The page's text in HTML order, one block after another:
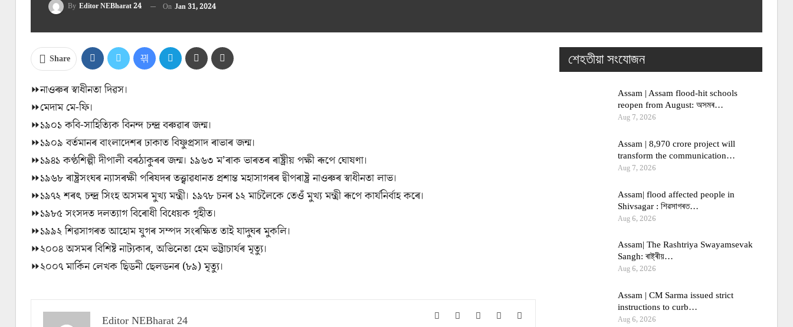
By Editor NEBharat 24 On Jan 31, 2024
Share
⏩নাওৰুৰ স্বাধীনতা দিৱস।
⏩মেদাম মে-ফি।
⏩১৯০১ কবি-সাহিত্যিক বিনন্দ চন্দ্ৰ বৰুৱাৰ জন্ম।
⏩১৯০৯ বৰ্তমানৰ বাংলাদেশৰ ঢাকাত বিষ্ণুপ্ৰসাদ ৰাভাৰ জন্ম।
⏩১৯৪১ কণ্ঠশিল্পী দীপালী বৰঠাকুৰৰ জন্ম। ১৯৬৩ ম’ৰাক ভাৰতৰ ৰাষ্ট্ৰীয় পক্ষী ৰূপে ঘোষণা।
⏩১৯৬৮ ৰাষ্ট্ৰসংঘৰ ন্যাসৰক্ষী পৰিষদৰ তত্ত্বাৱধানত প্রশান্ত মহাসাগৰৰ দ্বীপৰাষ্ট্ৰ নাওৰুৰ স্বাধীনতা লাভ।
⏩১৯৭২ শৰৎ চন্দ্ৰ সিংহ অসমৰ মুখ্য মন্ত্ৰী। ১৯৭৮ চনৰ ১২ মার্চলৈকে তেওঁ মুখ্য মন্ত্রী ৰূপে কার্যনির্বাহ কৰে।
⏩১৯৮৫ সংসদত দলত্যাগ বিৰোধী বিধেয়ক গৃহীত।
⏩১৯৯২ শিৱসাগৰত আহোম যুগৰ সম্পদ সংৰক্ষিত তাই যাদুঘৰ মুকলি।
⏩২০০৪ অসমৰ বিশিষ্ট নাট্যকাৰ, অভিনেতা হেম ভট্টাচাৰ্যৰ মৃত্যু।
⏩২০০৭ মার্কিন লেখক ছিডনী ছেলডনৰ (৮৯) মৃত্যু।
Editor NEBharat 24
শেহতীয়া সংযোজন
Assam | Assam flood-hit schools
reopen from August: অসমৰ…
Aug 7, 2026
Assam | 8,970 crore project will
transform the communication…
Aug 7, 2026
Assam| flood affected people in
Shivsagar : শিৱসাগৰত…
Aug 6, 2026
Assam| The Rashtriya Swayamsevak
Sangh: ৰাষ্ট্ৰীয়…
Aug 6, 2026
Assam | CM Sarma issued strict
instructions to curb…
Aug 6, 2026